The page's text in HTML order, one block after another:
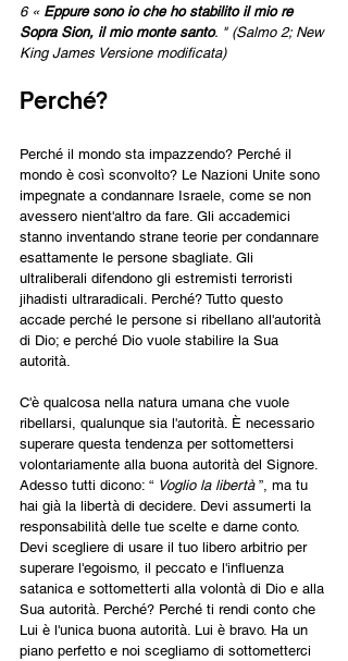
6 « Eppure sono io che ho stabilito il mio re
Sopra Sion, il mio monte santo. " (Salmo 2; New
King James Versione modificata)
Perché?
Perché il mondo sta impazzendo? Perché il
mondo è così sconvolto? Le Nazioni Unite sono
impegnate a condannare Israele, come se non
avessero nient'altro da fare. Gli accademici
stanno inventando strane teorie per condannare
esattamente le persone sbagliate. Gli
ultraliberali difendono gli estremisti terroristi
jihadisti ultraradicali. Perché? Tutto questo
accade perché le persone si ribellano all'autorità
di Dio; e perché Dio vuole stabilire la Sua
autorità.
C'è qualcosa nella natura umana che vuole
ribellarsi, qualunque sia l'autorità. È necessario
superare questa tendenza per sottomettersi
volontariamente alla buona autorità del Signore.
Adesso tutti dicono: “ Voglio la libertà ”, ma tu
hai già la libertà di decidere. Devi assumerti la
responsabilità delle tue scelte e darne conto.
Devi scegliere di usare il tuo libero arbitrio per
superare l'egoismo, il peccato e l'influenza
satanica e sottometterti alla volontà di Dio e alla
Sua autorità. Perché? Perché ti rendi conto che
Lui è l'unica buona autorità. Lui è bravo. Ha un
piano perfetto e noi scegliamo di sottometterci